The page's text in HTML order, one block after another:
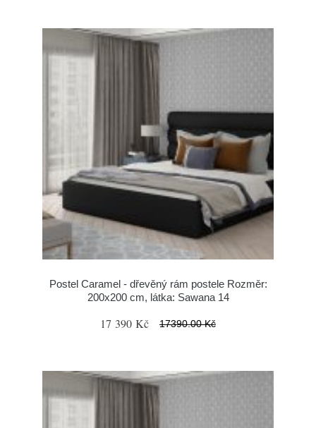
Postel Caramel - dřevěný rám postele Rozměr:
200x200 cm, látka: Sawana 14
17 390 Kč 17390.00 Kč